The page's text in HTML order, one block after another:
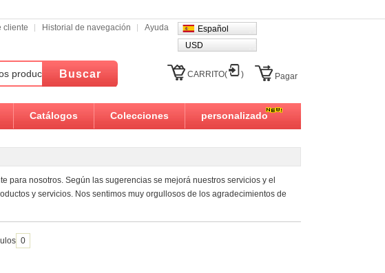
cliente Historial de navegación Ayuda
Español
USD
productos Buscar CARRITO( ) Pagar
Catálogos Colecciones personalizado
para nosotros. Según las sugerencias se mejorá nuestros servicios y el
y servicios. Nos sentimos muy orgullosos de los agradecimientos de
0